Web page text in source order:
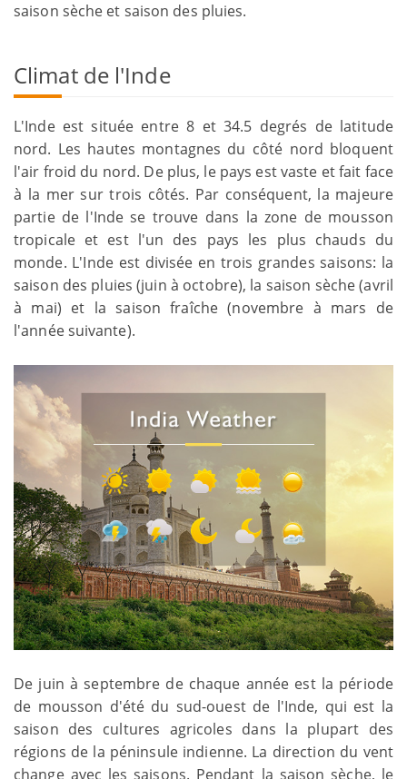
saison sèche et saison des pluies.
Climat de l'Inde
L'Inde est située entre 8 et 34.5 degrés de latitude
nord. Les hautes montagnes du côté nord bloquent
l'air froid du nord. De plus, le pays est vaste et fait face
à la mer sur trois côtés. Par conséquent, la majeure
partie de l'Inde se trouve dans la zone de mousson
tropicale et est l'un des pays les plus chauds du
monde. L'Inde est divisée en trois grandes saisons: la
saison des pluies (juin à octobre), la saison sèche (avril
à mai) et la saison fraîche (novembre à mars de
l'année suivante).
De juin à septembre de chaque année est la période
de mousson d'été du sud-ouest de l'Inde, qui est la
saison des cultures agricoles dans la plupart des
régions de la péninsule indienne. La direction du vent
change avec les saisons. Pendant la saison sèche, le